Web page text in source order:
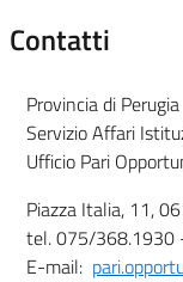
Contatti
Provincia di Perugia
Servizio Affari
Ufficio Pari
Piazza Italia, 11,
tel. 075/
E-mail: